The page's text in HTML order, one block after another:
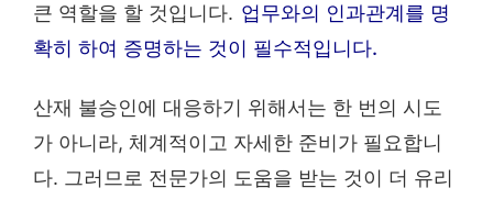
큰 역할을 할 것입니다. 업무와의 인과관계를 명
확히 하여 증명하는 것이 필수적입니다.
산재 불승인에 대응하기 위해서는 한 번의 시도
가 아니라, 체계적이고 자세한 준비가 필요합니
다. 그러므로 전문가의 도움을 받는 것이 더 유리